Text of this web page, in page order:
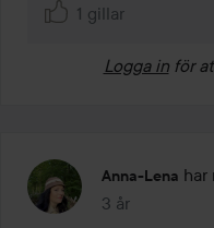
1 gillar
Logga in för
Anna-Lena har
3 år
Inlägget